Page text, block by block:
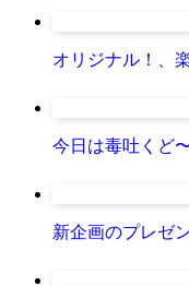
オリジナル！、
今日は毒吐くど〜
新企画のプレゼン